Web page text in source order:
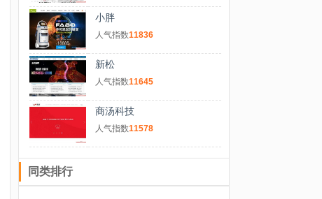
小胖
人气指数11836
新松
人气指数11645
商汤科技
人气指数11578
同类排行